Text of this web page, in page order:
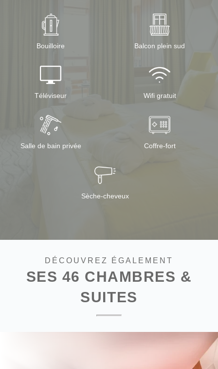
Bouilloire Balcon plein sud
Téléviseur Wifi gratuit
Salle de bain privée Coffre-fort
Sèche-cheveux
DÉCOUVREZ ÉGALEMENT
SES 46 CHAMBRES &
SUITES